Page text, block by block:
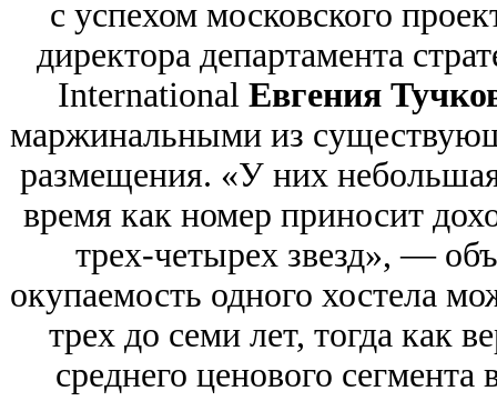
с успехом московского
директора департамента
International Евгения
маржинальными из
размещения. «У них
время как номер приносит
трех-четырех звезд», —
окупаемость одного хостела
трех до семи лет, тогда как
среднего ценового